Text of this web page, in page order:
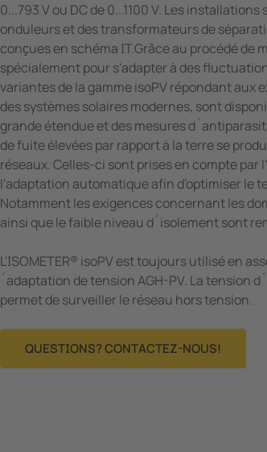
0...793 V ou DC de 0...1100 V. Les
onduleurs et des transformateurs de
conҫues en schéma IT.Grâce au procédé de
spécialement pour s'adapter à des
variantes de la gamme isoPV répondant aux
des systèmes solaires modernes, sont
grande étendue et des mesures
de fuite élevées par rapport à la terre se
réseaux. Celles-ci sont prises en compte par
l'adaptation automatique afin d'optimiser le
Notamment les exigences concernant les
ainsi que le faible niveau d´isolement sont
L'ISOMETER® isoPV est toujours utilisé en
´adaptation de tension AGH-PV. La tension
permet de surveiller le réseau hors tension.
QUESTIONS? CONTACTEZ-NOUS!